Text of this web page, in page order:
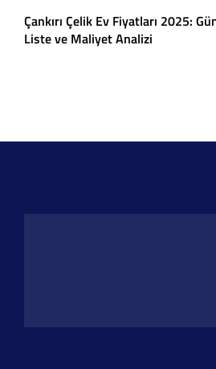
Çankırı Çelik Ev Fiyatları 2025:
Liste ve Maliyet Analizi